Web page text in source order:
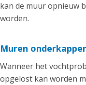
kan de muur opnieuw
worden.
Muren
Wanneer het
opgelost kan worden